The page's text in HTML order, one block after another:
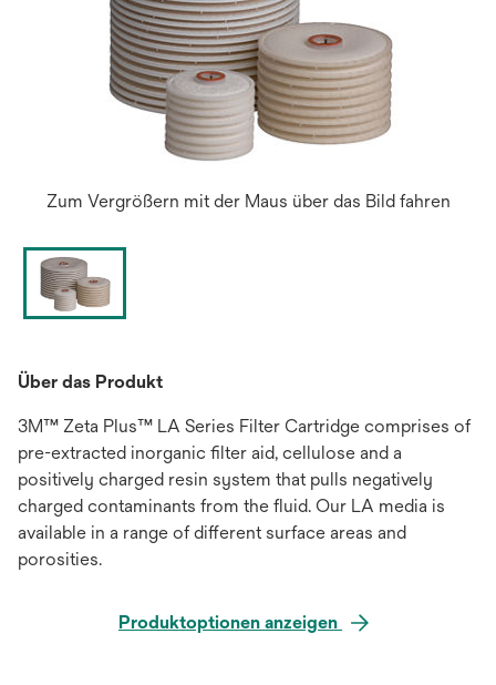
Zum Vergrößern mit der Maus über das Bild fahren
Über das Produkt
3M™ Zeta Plus™ LA Series Filter Cartridge comprises of
pre-extracted inorganic filter aid, cellulose and a
positively charged resin system that pulls negatively
charged contaminants from the fluid. Our LA media is
available in a range of different surface areas and
porosities.
Produktoptionen anzeigen